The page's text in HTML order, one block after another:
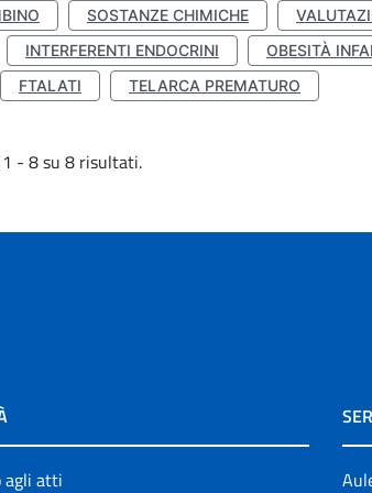
SOSTANZE CHIMICHE
INTERFERENTI ENDOCRINI OBESITÀ
FTALATI TELARCA PREMATURO
- 8 su 8 risultati.
agli atti